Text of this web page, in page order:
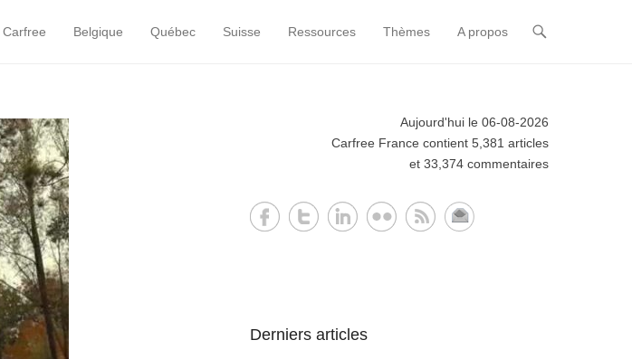
Primary Menu
Skip to content
Carfree Belgique Québec Suisse Ressources Thèmes A propos
Aujourd'hui le 06-08-2026
Carfree France contient 5,381 articles
et 33,374 commentaires
Derniers articles